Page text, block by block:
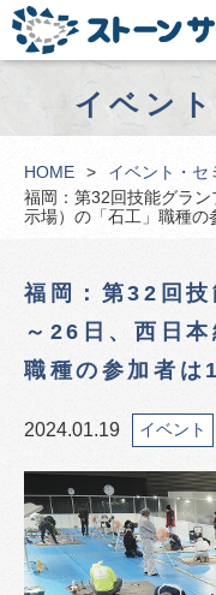
イベン
HOME イベント・セ
福岡：第32回技能グラ
示場）の「石工」職種の
福岡：第32回
～26日、西日本
職種の参加者は
2024.01.19 イベント